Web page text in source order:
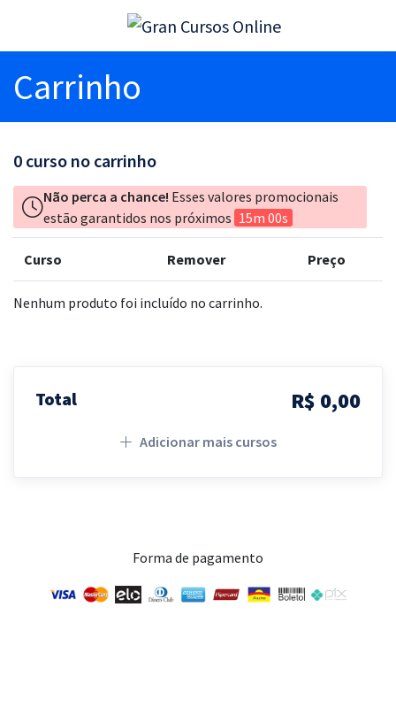
Carrinho
0 curso no carrinho
Não perca a chance! Esses valores promocionais
estão garantidos nos próximos 15m 00s
Curso Remover Preço
Nenhum produto foi incluído no carrinho.
Total R$ 0,00
Adicionar mais cursos
Forma de pagamento